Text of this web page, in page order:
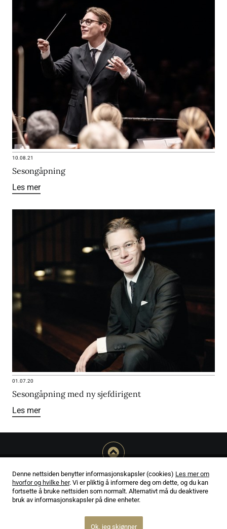
10.08.21
Sesongåpning
Les mer
01.07.20
Sesongåpning med ny sjefdirigent
Les mer
Ansvarlig utgiver Morten Olsen
Mezzo Media AS - Org.nr 981 464 168
Denne nettsiden benytter informasjonskapsler (cookies) Les mer om
hvorfor og hvilke her. Vi er pliktig å informere deg om dette, og du kan
fortsette å bruke nettsiden som normalt. Alternativt må du deaktivere
bruk av informasjonskapsler på dine enheter.
Ok, jeg skjønner